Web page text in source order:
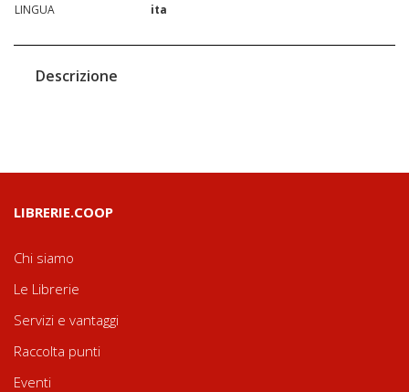
LINGUA
ita
Descrizione
LIBRERIE.COOP
Chi siamo
Le Librerie
Servizi e vantaggi
Raccolta punti
Eventi